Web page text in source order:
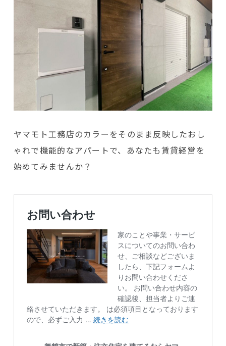
ヤマモト工務店のカラーをそのまま反映したおし
ゃれで機能的なアパートで、あなたも賃貸経営を
始めてみませんか？